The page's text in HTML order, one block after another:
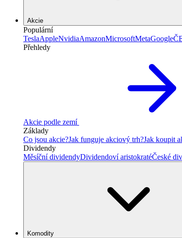
Akcie
Populární
TeslaAppleNvidiaAmazonMicrosoftMetaGoogle
Přehledy
Akcie podle zemí
Základy
Co jsou akcie?Jak funguje akciový trh?Jak koupit
Dividendy
Měsíční dividendyDividendoví aristokratéČeské
Komodity